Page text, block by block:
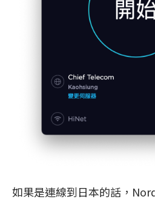
如果是連線到日本的話，